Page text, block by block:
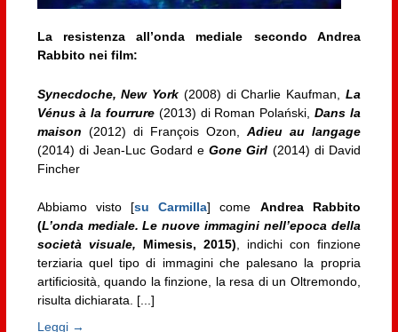
La resistenza all’onda mediale secondo Andrea
Rabbito nei film:
Synecdoche, New York (2008) di Charlie Kaufman,
La
Vénus à la fourrure (2013) di Roman Polański, Dans la
maison (2012) di François Ozon,
Adieu au langage
(2014) di Jean-Luc Godard e Gone Girl (2014) di David
Fincher
Abbiamo visto [su Carmilla] come Andrea Rabbito
(L’onda mediale. Le nuove immagini nell’epoca della
società visuale, Mimesis, 2015), indichi con finzione
terziaria quel tipo di immagini che palesano la propria
artificiosità, quando la finzione, la resa di un Oltremondo,
risulta dichiarata. [...]
Leggi →